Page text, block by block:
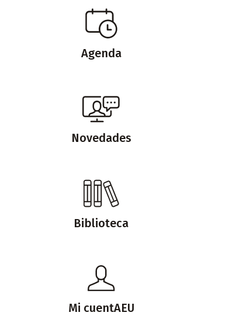
Agenda
Novedades
Biblioteca
Mi cuentAEU